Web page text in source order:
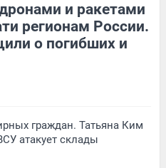
и ракетами
регионам России.
о погибших и
граждан. Татьяна Ким
атакует склады